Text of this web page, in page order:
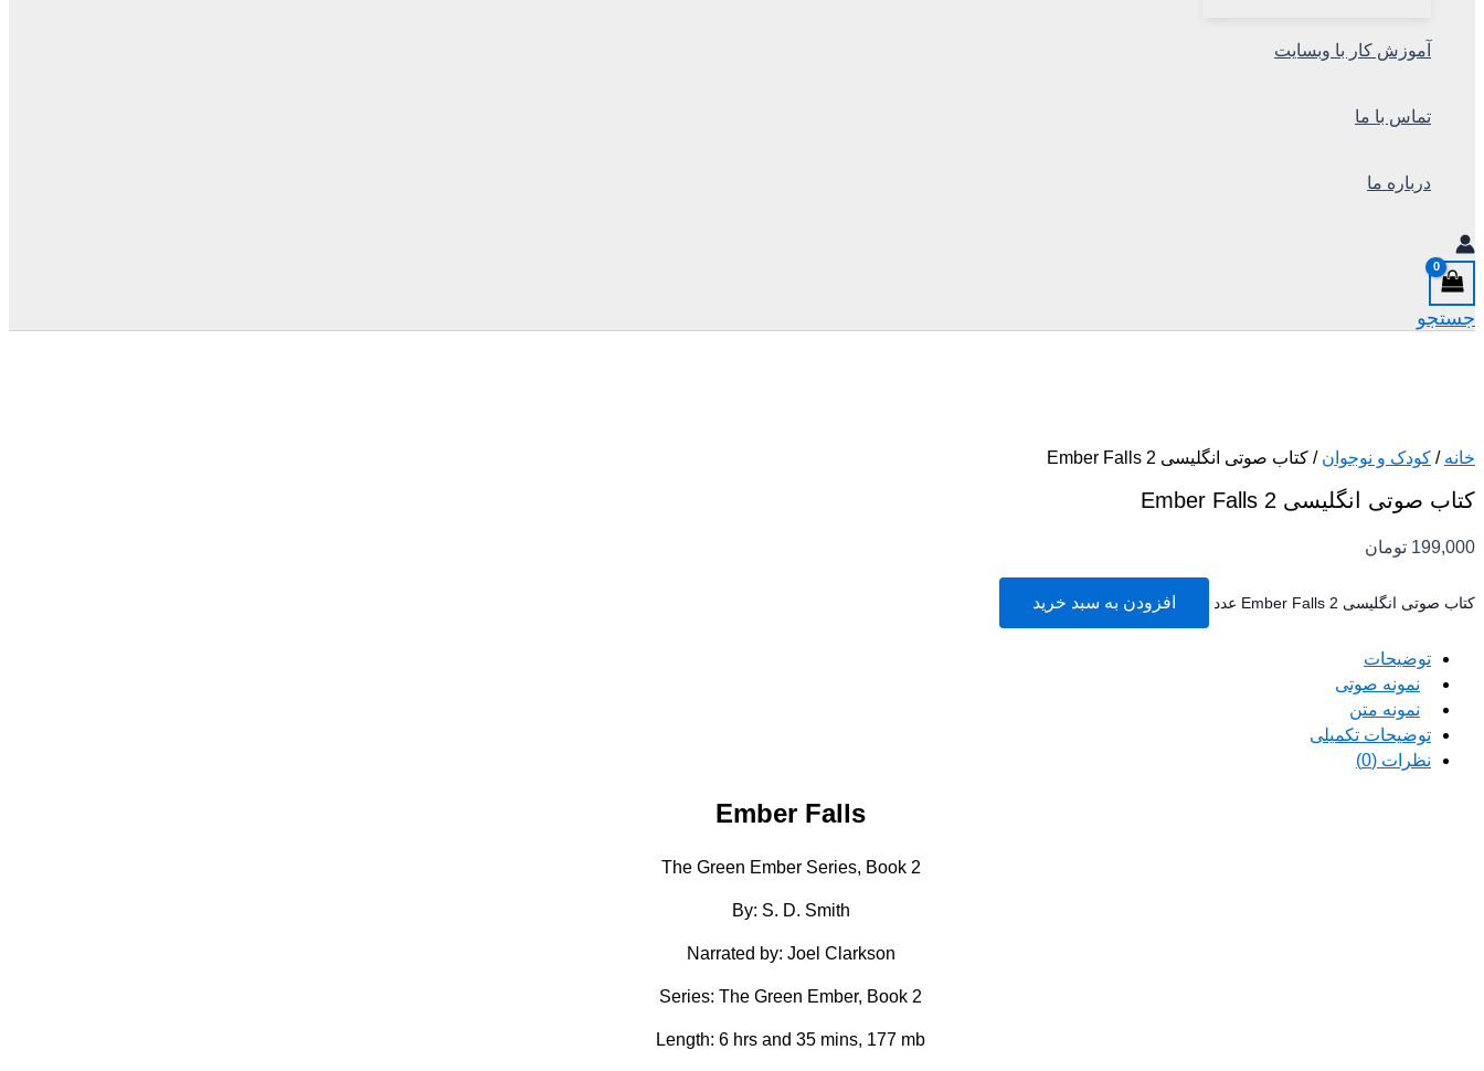
آموزش کار با وبسایت
تماس با ما
درباره ما
جستجو
خانه / کودک و نوجوان / کتاب صوتی انگلیسی 2 Ember Falls
کتاب صوتی انگلیسی 2 Ember Falls
199,000 تومان
کتاب صوتی انگلیسی 2 Ember Falls عدد افزودن به سبد خرید
توضیحات
نمونه صوتی
نمونه متن
توضیحات تکمیلی
نظرات (0)
Ember Falls
The Green Ember Series, Book 2
By: S. D. Smith
Narrated by: Joel Clarkson
Series: The Green Ember, Book 2
Length: 6 hrs and 35 mins, 177 mb